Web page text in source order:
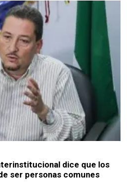
dice que los
ser personas comunes